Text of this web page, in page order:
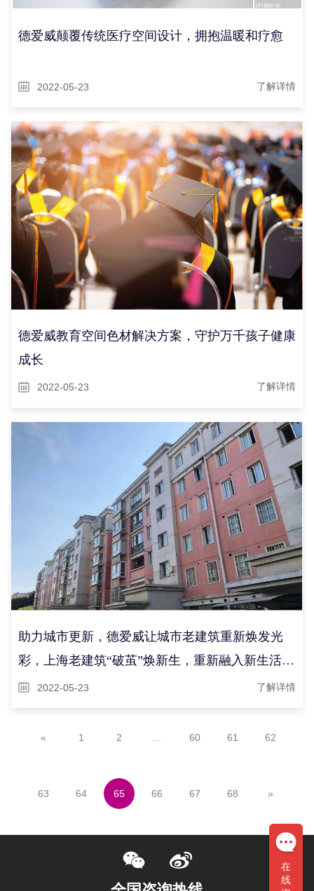
德爱威颠覆传统医疗空间设计，拥抱温暖和疗愈
2022-05-23 了解详情
德爱威教育空间色材解决方案，守护万千孩子健康
成长
2022-05-23 了解详情
助力城市更新，德爱威让城市老建筑重新焕发光
彩，上海老建筑“破茧”焕新生，重新融入新生活空
间
2022-05-23 了解详情
« 1 2 60 61 62
63 64 65 66 67 68 »
在
线